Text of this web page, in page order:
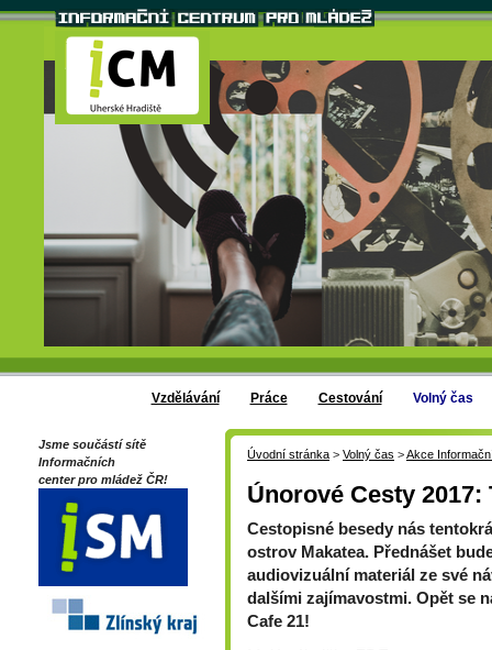
Vzdělávání Práce Cestování Volný čas
Jsme součástí sítě
Informačních
center pro mládež ČR!
Úvodní stránka > Volný čas >Akce
Únorové Cesty 2017:
Cestopisné besedy nás
ostrov Makatea. Přednášet
audiovizuální materiál ze své
dalšími zajímavostmi. Opět se
Cafe 21!